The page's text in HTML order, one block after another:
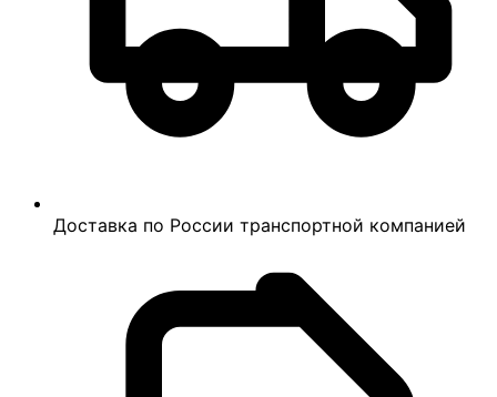
Доставка по России транспортной компанией